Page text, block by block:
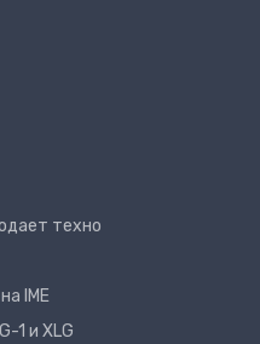
техно
IME
1 и XLG